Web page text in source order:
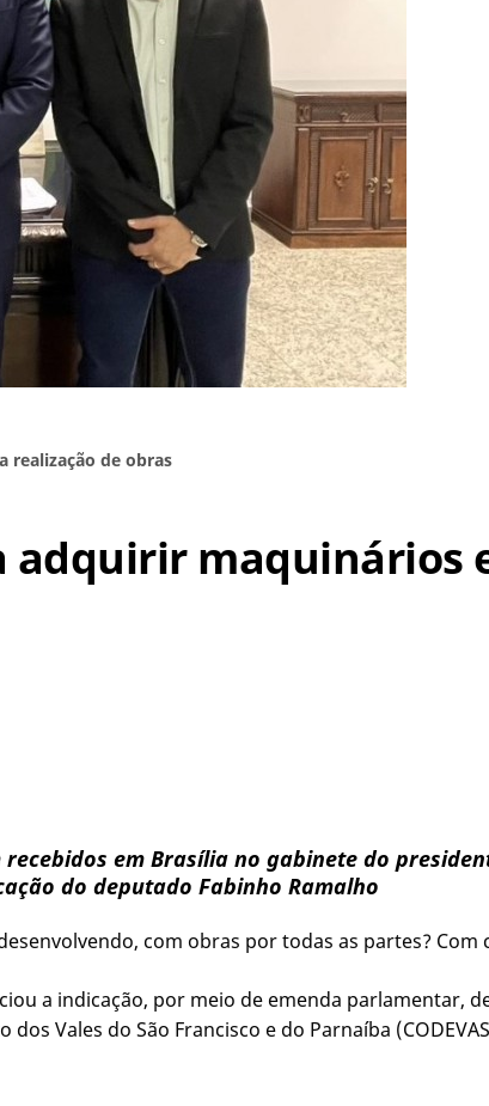
realização de obras
adquirir maquinários
em Brasília no gabinete do
do deputado Fabinho Ramalho
com obras por todas as partes? Com
a indicação, por meio de emenda parlamentar,
Vales do São Francisco e do Parnaíba